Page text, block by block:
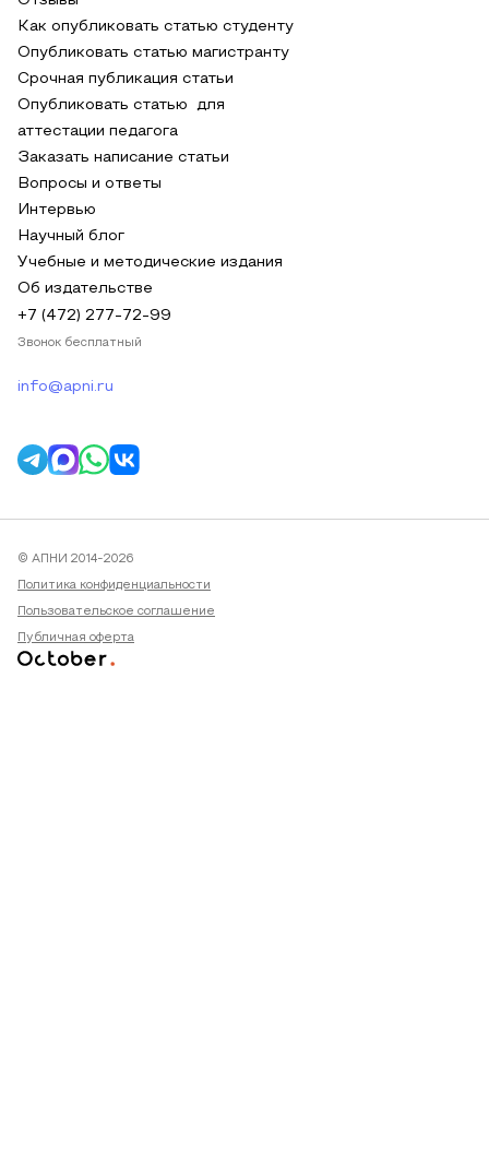
Как опубликовать статью студенту
Опубликовать статью магистранту
Срочная публикация статьи
Опубликовать статью для
аттестации педагога
Заказать написание статьи
Вопросы и ответы
Интервью
Научный блог
Учебные и методические издания
Об издательстве
+7 (472) 277-72-99
Звонок бесплатный
info@apni.ru
© АПНИ 2014-2026
Политика конфиденциальности
Пользовательское соглашение
Публичная оферта